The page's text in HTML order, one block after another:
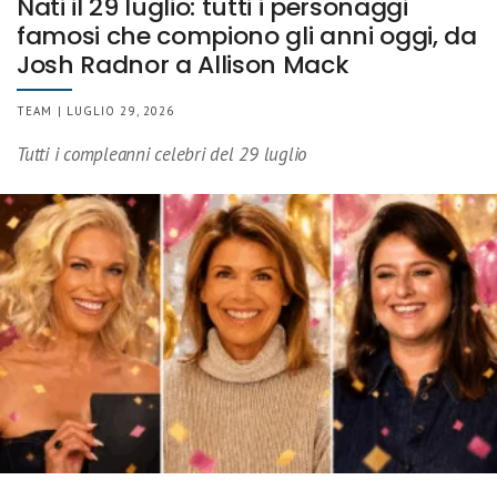
Nati il 29 luglio: tutti i personaggi
famosi che compiono gli anni oggi, da
Josh Radnor a Allison Mack
TEAM | LUGLIO 29, 2026
Tutti i compleanni celebri del 29 luglio